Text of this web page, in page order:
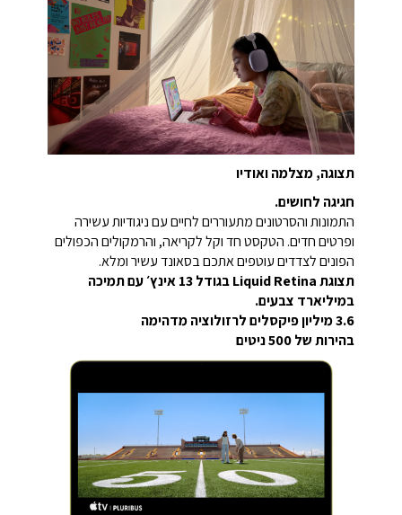
תצוגה, מצלמה ואודיו
חגיגה לחושים.
התמונות והסרטונים מתעוררים לחיים עם ניגודיות עשירה
ופרטים חדים. הטקסט חד וקל לקריאה, והרמקולים הכפולים
הפונים לצדדים עוטפים אתכם בסאונד עשיר ומלא.
תצוגת Liquid Retina בגודל ‎13 אינץ׳‎ עם תמיכה
במיליארד צבעים.
3.6 מיליון פיקסלים לרזולוציה מדהימה
בהירות של ‎500‎ ניטים